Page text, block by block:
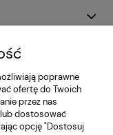
poprawne
ofertę do Twoich
przez nas
dostosować
opcję "Dostosuj